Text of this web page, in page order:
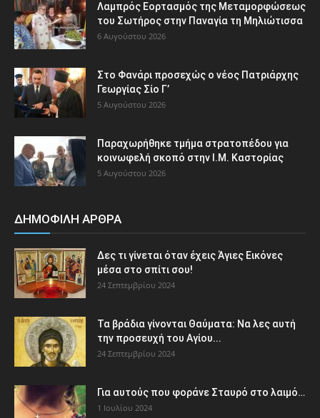
Λαμπρός Εορτασμός της Μεταμορφώσεως
του Σωτήρος στην Παναγία τη Μηλιώτισσα
6 Αυγούστου 2026
Στο Φανάρι προσεχώς ο νέος Πατριάρχης
Γεωργίας Σίο Γ’
5 Αυγούστου 2026
Παραχωρήθηκε τμήμα στρατοπέδου για
κοινωφελή σκοπό στην Ι.Μ. Καστορίας
5 Αυγούστου 2026
ΔΗΜΟΦΙΛΗ ΑΡΘΡΑ
Δες τι γίνεται όταν έχεις Άγιες Εικόνες
μέσα στο σπίτι σου!
24 Σεπτεμβρίου 2024
Τα βράδια γίνονται Θαύματα: Να λες αυτή
την προσευχή του Αγίου...
24 Σεπτεμβρίου 2024
Για αυτούς που φοράνε Σταυρό στο λαιμό…
1 Ιουλίου 2024